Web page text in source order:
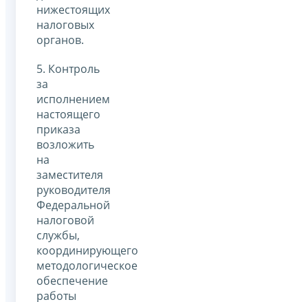
нижестоящих
налоговых
органов.
5. Контроль
за
исполнением
настоящего
приказа
возложить
на
заместителя
руководителя
Федеральной
налоговой
службы,
координирующего
методологическое
обеспечение
работы